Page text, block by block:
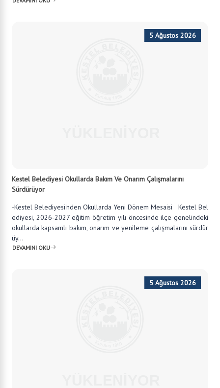
5 Ağustos 2026
Kestel Belediyesi Okullarda Bakım Ve Onarım Çalışmalarını
Sürdürüyor
-Kestel Belediyesi'nden Okullarda Yeni Dönem Mesaisi Kestel Bel
ediyesi, 2026-2027 eğitim öğretim yılı öncesinde ilçe genelindeki
okullarda kapsamlı bakım, onarım ve yenileme çalışmalarını sürdür
üy...
DEVAMINI OKU
5 Ağustos 2026